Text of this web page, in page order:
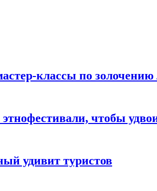
классы по
чтобы
удивит туристов